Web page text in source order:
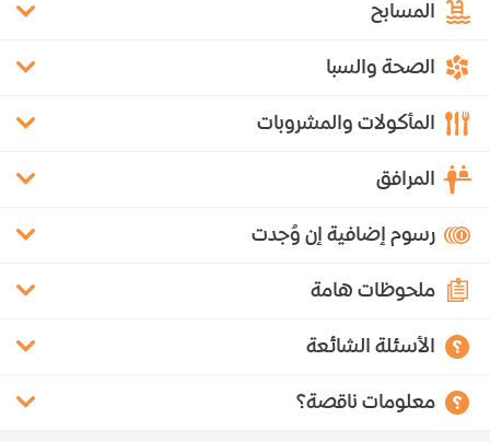
المسابح
الصحة والسبا
المأكولات والمشروبات
المرافق
رسوم إضافية إن وُجدت
ملحوظات هامة
الأسئلة الشائعة
معلومات ناقصة؟